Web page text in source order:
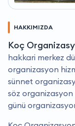
HAKKIMIZDA
Koç
hakkari merkez
organizasyon
sünnet
söz organizasyon
günü